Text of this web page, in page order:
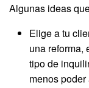
Algunas ideas
Elige a tu
una reforma,
tipo de
menos